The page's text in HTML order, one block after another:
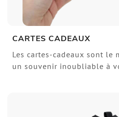
CARTES CADEAUX
Les cartes-cadeaux sont le
un souvenir inoubliable à